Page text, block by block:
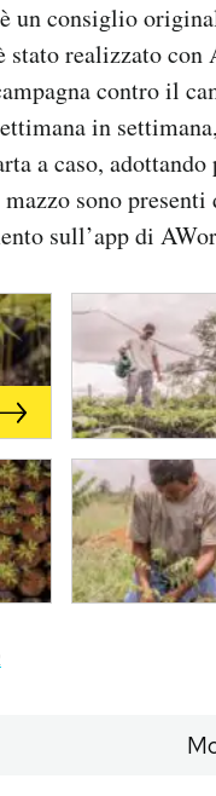
un consiglio
stato realizzato
contro il
in
a caso,
sono
sull’app di